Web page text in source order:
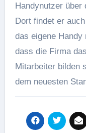
Handynutzer über
Dort findet er
das eigene
dass die Firma
Mitarbeiter bilden
dem neuesten